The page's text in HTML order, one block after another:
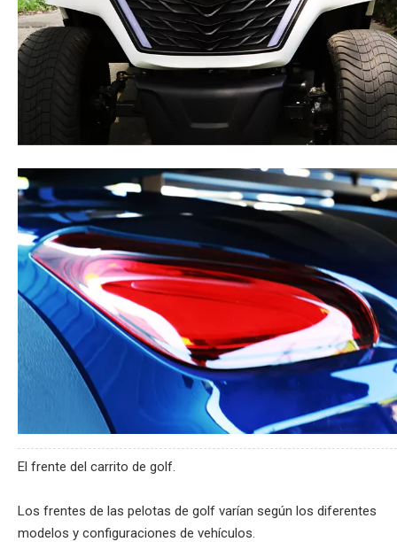
El frente del carrito de golf.
Los frentes de las pelotas de golf varían según los diferentes
modelos y configuraciones de vehículos.